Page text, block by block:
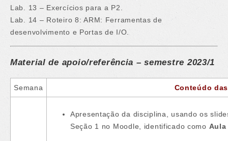
Lab. 13 – Exercícios para a P2.
Lab. 14 – Roteiro 8: ARM: Ferramentas de
desenvolvimento e Portas de I/O.
Material de apoio/referência – semestre 2023/1
Semana Conteúdo
Apresentação da disciplina, usando os
Seção 1 no Moodle, identificado como Aula